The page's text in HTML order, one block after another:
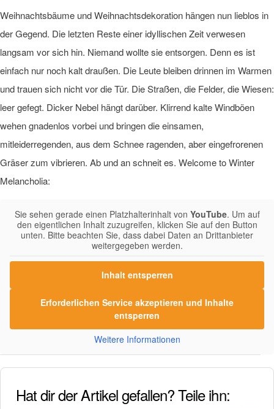
Weihnachtsbäume und Weihnachtsdekoration hängen nun lieblos in
der Gegend. Die letzten Reste einer idyllischen Zeit verwesen
langsam vor sich hin. Niemand wollte sie entsorgen. Denn es ist
einfach nur noch kalt draußen. Die Leute bleiben drinnen im Warmen
und trauen sich nicht vor die Tür. Die Straßen, die Felder, die Wiesen:
leer gefegt. Dicker Nebel hängt darüber. Klirrend kalte Windböen
wehen gnadenlos vorbei und bringen die einsamen,
mitleiderregenden, aus dem Schnee ragenden, aber eingefrorenen
Gräser zum vibrieren. Ab und an schneit es. Welcome to Winter
Melancholia:
Sie sehen gerade einen Platzhalterinhalt von YouTube. Um auf
den eigentlichen Inhalt zuzugreifen, klicken Sie auf den Button
unten. Bitte beachten Sie, dass dabei Daten an Drittanbieter
weitergegeben werden.
Inhalt entsperren
Erforderlichen Service akzeptieren und Inhalte
entsperren
Weitere Informationen
Hat dir der Artikel gefallen? Teile ihn: